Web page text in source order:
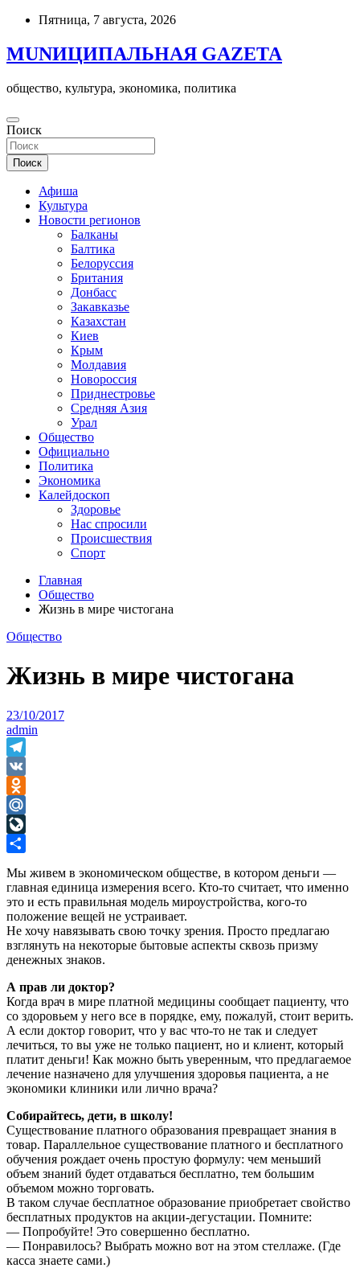
Skip
content
Пятница, 7 августа, 2026
MUNИЦИПАЛЬНАЯ GAZЕТА
общество, культура, экономика, политика
Поиск
Поиск
Афиша
Культура
Новости регионов
Балканы
Балтика
Белоруссия
Британия
Донбасс
Закавказье
Казахстан
Киев
Крым
Молдавия
Новороссия
Приднестровье
Средняя Азия
Урал
Общество
Официально
Политика
Экономика
Калейдоскоп
Здоровье
Нас спросили
Происшествия
Спорт
Главная
Общество
Жизнь в мире чистогана
Общество
Жизнь в мире чистогана
23/10/2017
admin
Telegram
VK
Odnoklassniki
Mail.Ru
LiveJournal
Мы живем в экономическом обществе, в котором деньги —
главная единица измерения всего. Кто-то считает, что именно
это и есть правильная модель мироустройства, кого-то
положение вещей не устраивает.
Не хочу навязывать свою точку зрения. Просто предлагаю
взглянуть на некоторые бытовые аспекты сквозь призму
денежных знаков.
А прав ли доктор?
Когда врач в мире платной медицины сообщает пациенту, что
со здоровьем у него все в порядке, ему, пожалуй, стоит верить.
А если доктор говорит, что у вас что-то не так и следует
лечиться, то вы уже не только пациент, но и клиент, который
платит деньги! Как можно быть уверенным, что предлагаемое
лечение назначено для улучшения здоровья пациента, а не
экономики клиники или лично врача?
Собирайтесь, дети, в школу!
Существование платного образования превращает знания в
товар. Параллельное существование платного и бесплатного
обучения рождает очень простую формулу: чем меньший
объем знаний будет отдаваться бесплатно, тем большим
объемом можно торговать.
В таком случае бесплатное образование приобретает свойство
бесплатных продуктов на акции-дегустации. Помните:
— Попробуйте! Это совершенно бесплатно.
— Понравилось? Выбрать можно вот на этом стеллаже. (Где
касса знаете сами.)